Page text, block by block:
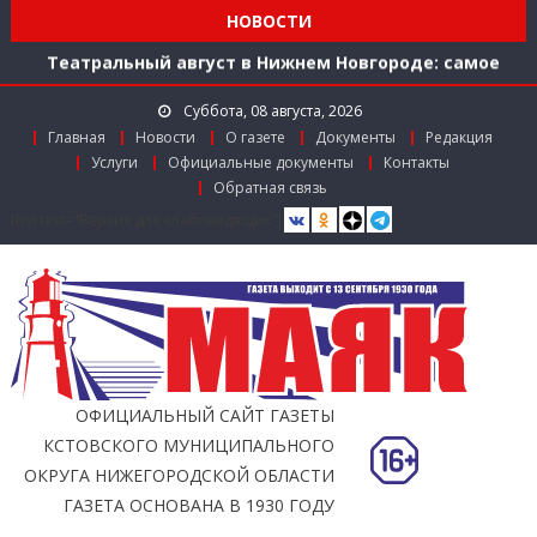
НОВОСТИ
ул. Рождественской: итоги совместной работы
Театральный август в Нижнем Новгороде: самое
время зарядиться искусством!
Доступ к лекарствам по федеральной льготе
Поддержка в региональном грантовом конкурсе
«Драйверы роста»
Заслуженный работник агропромышленного
комплекса
Мониторинг доступности городской среды на
ул. Рождественской: итоги совместной работы
Суббота, 08 августа, 2026
Главная
Новости О газете Документы
Редакция
Услуги
Официальные документы
Контакты
Обратная связь
ОФИЦИАЛЬНЫЙ САЙТ ГАЗЕТЫ
КСТОВСКОГО МУНИЦИПАЛЬНОГО
ОКРУГА НИЖЕГОРОДСКОЙ ОБЛАСТИ
ГАЗЕТА ОСНОВАНА В 1930 ГОДУ